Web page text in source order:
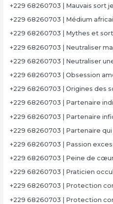
+229 68260703 | Mauvais sort
+229 68260703 | Médium
+229 68260703 | Mythes et
+229 68260703 | Neutraliser
+229 68260703 | Neutraliser
+229 68260703 | Obsession
+229 68260703 | Origines des
+229 68260703 | Partenaire
+229 68260703 | Partenaire
+229 68260703 | Partenaire qui
+229 68260703 | Passion
+229 68260703 | Peine de
+229 68260703 | Praticien
+229 68260703 | Protection
+229 68260703 | Protection